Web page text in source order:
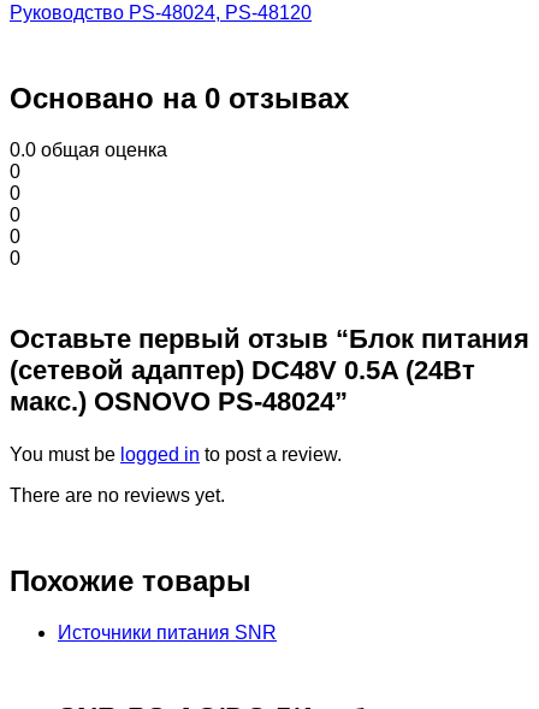
Руководство PS-48024, PS-48120
Основано на 0 отзывах
0.0 общая оценка
0
0
0
0
0
Оставьте первый отзыв “Блок питания
(сетевой адаптер) DC48V 0.5A (24Вт
макс.) OSNOVO PS-48024”
You must be logged in to post a review.
There are no reviews yet.
Похожие товары
Источники питания SNR